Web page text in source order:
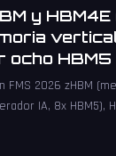
y HBM4E
ocho HBM5
FMS 2026 zHBM
IA, 8x HBM5),